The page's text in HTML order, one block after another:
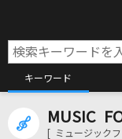
キーワード
MUSIC
[ ミュージック